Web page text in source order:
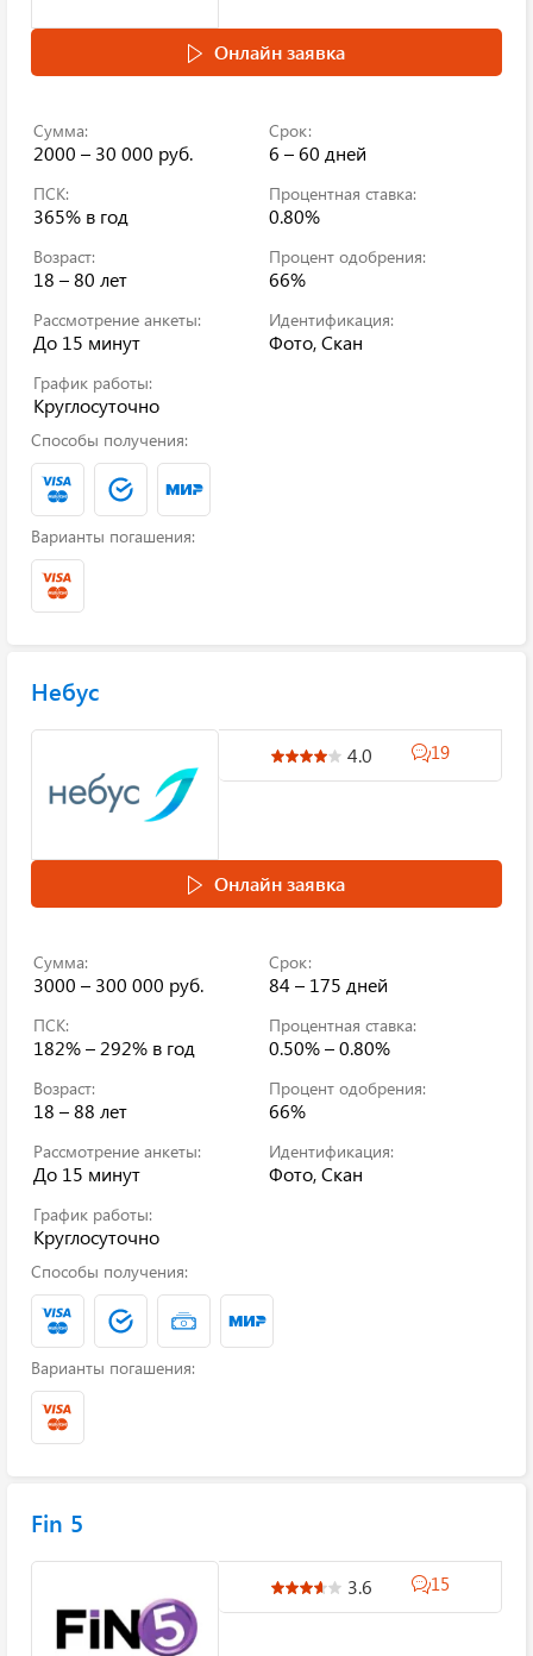
Онлайн заявка
Сумма:
2000 – 30 000 руб.
Срок:
6 – 60 дней
ПСК:
365% в год
Процентная ставка:
0.80%
Возраст:
18 – 80 лет
Процент одобрения:
66%
Рассмотрение анкеты:
До 15 минут
Идентификация:
Фото, Скан
График работы:
Круглосуточно
Способы получения:
Варианты погашения:
Небус
4.0 19
Онлайн заявка
Сумма:
3000 – 300 000 руб.
Срок:
84 – 175 дней
ПСК:
182% – 292% в год
Процентная ставка:
0.50% – 0.80%
Возраст:
18 – 88 лет
Процент одобрения:
66%
Рассмотрение анкеты:
До 15 минут
Идентификация:
Фото, Скан
График работы:
Круглосуточно
Способы получения:
Варианты погашения:
Fin 5
3.6 15